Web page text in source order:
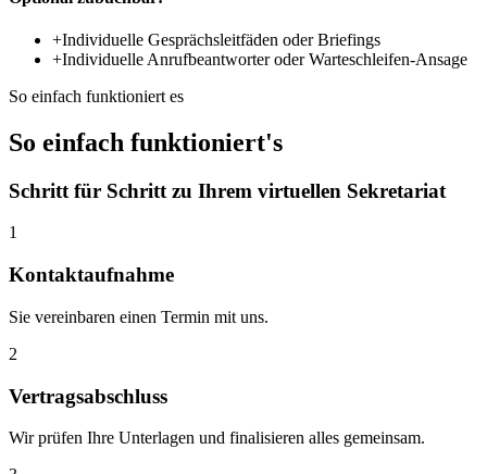
+Individuelle Gesprächsleitfäden oder Briefings
+Individuelle Anrufbeantworter oder Warteschleifen-Ansage
So einfach funktioniert es
So einfach funktioniert's
Schritt für Schritt zu Ihrem virtuellen Sekretariat
1
Kontaktaufnahme
Sie vereinbaren einen Termin mit uns.
2
Vertragsabschluss
Wir prüfen Ihre Unterlagen und finalisieren alles gemeinsam.